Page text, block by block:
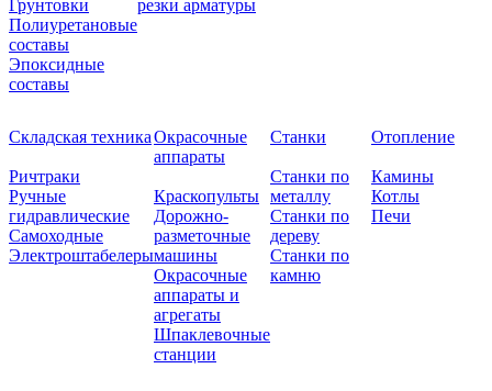
Грунтовки
Полиуретановые
составы
Эпоксидные
составы
резки арматуры
Складская техника
Ричтраки
Ручные
гидравлические
Самоходные
Электроштабелеры
Окрасочные
аппараты
Краскопульты
Дорожно-
разметочные
машины
Окрасочные
аппараты и
агрегаты
Шпаклевочные
станции
Станки
Станки по
металлу
Станки по
дереву
Станки по
камню
Отопление
Камины
Котлы
Печи